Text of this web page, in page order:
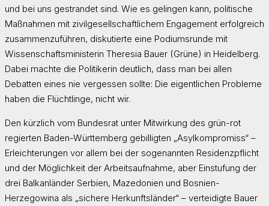
und bei uns gestrandet sind. Wie es gelingen kann, politische
Maßnahmen mit zivilgesellschaftlichem Engagement erfolgreich
zusammenzuführen, diskutierte eine Podiumsrunde mit
Wissenschaftsministerin Theresia Bauer (Grüne) in Heidelberg.
Dabei machte die Politikerin deutlich, dass man bei allen
Debatten eines nie vergessen sollte: Die eigentlichen Probleme
haben die Flüchtlinge, nicht wir.
Den kürzlich vom Bundesrat unter Mitwirkung des grün-rot
regierten Baden-Württemberg gebilligten „Asylkompromiss“ –
Erleichterungen vor allem bei der sogenannten Residenzpflicht
und der Möglichkeit der Arbeitsaufnahme, aber Einstufung der
drei Balkanländer Serbien, Mazedonien und Bosnien-
Herzegowina als „sichere Herkunftsländer“ – verteidigte Bauer